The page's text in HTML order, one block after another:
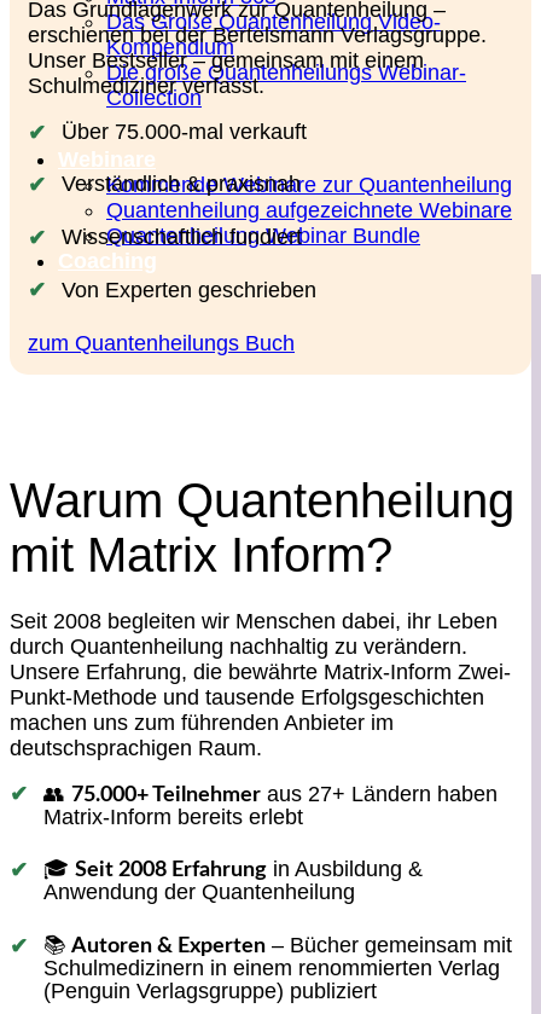
Das Große Quantenheilung Video-
Kompendium
Die große Quantenheilungs Webinar-
Collection
Webinare
Kommende Webinare zur Quantenheilung
Quantenheilung aufgezeichnete Webinare
Quantenheilung Webinar Bundle
Coaching
Das Grundlagenwerk zur Quantenheilung –
erschienen bei der Bertelsmann Verlagsgruppe.
Unser Bestseller – gemeinsam mit einem
Schulmediziner verfasst.
Über 75.000-mal verkauft
Verständlich & praxisnah
Wissenschaftlich fundiert
Von Experten geschrieben
zum Quantenheilungs Buch
Warum Quantenheilung
mit Matrix Inform?
Seit 2008 begleiten wir Menschen dabei, ihr Leben
durch Quantenheilung nachhaltig zu verändern.
Unsere Erfahrung, die bewährte Matrix-Inform Zwei-
Punkt-Methode und tausende Erfolgsgeschichten
machen uns zum führenden Anbieter im
deutschsprachigen Raum.
👥 75.000+ Teilnehmer aus 27+ Ländern haben
Matrix-Inform bereits erlebt
🎓 Seit 2008 Erfahrung in Ausbildung &
Anwendung der Quantenheilung
📚 Autoren & Experten – Bücher gemeinsam mit
Schulmedizinern in einem renommierten Verlag
(Penguin Verlagsgruppe) publiziert